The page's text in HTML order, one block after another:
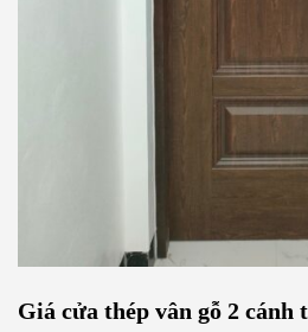
Giá cửa thép vân gỗ 2 cánh